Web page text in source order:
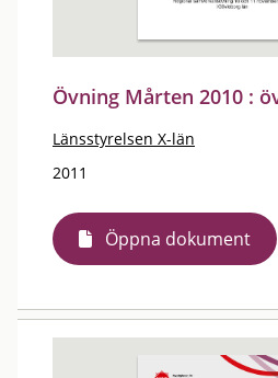
Övning Mårten 2010 :
Länsstyrelsen X-län
2011
Öppna dokument